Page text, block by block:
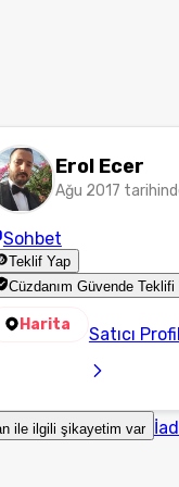
Erol Ecer
Ağu 2017
Sohbet
Teklif Yap
Cüzdanım Güvende Teklifi
Harita Satıcı
ile ilgili şikayetim var